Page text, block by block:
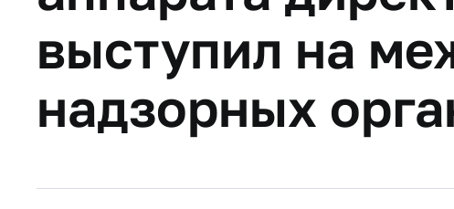
выступил на
надзорных